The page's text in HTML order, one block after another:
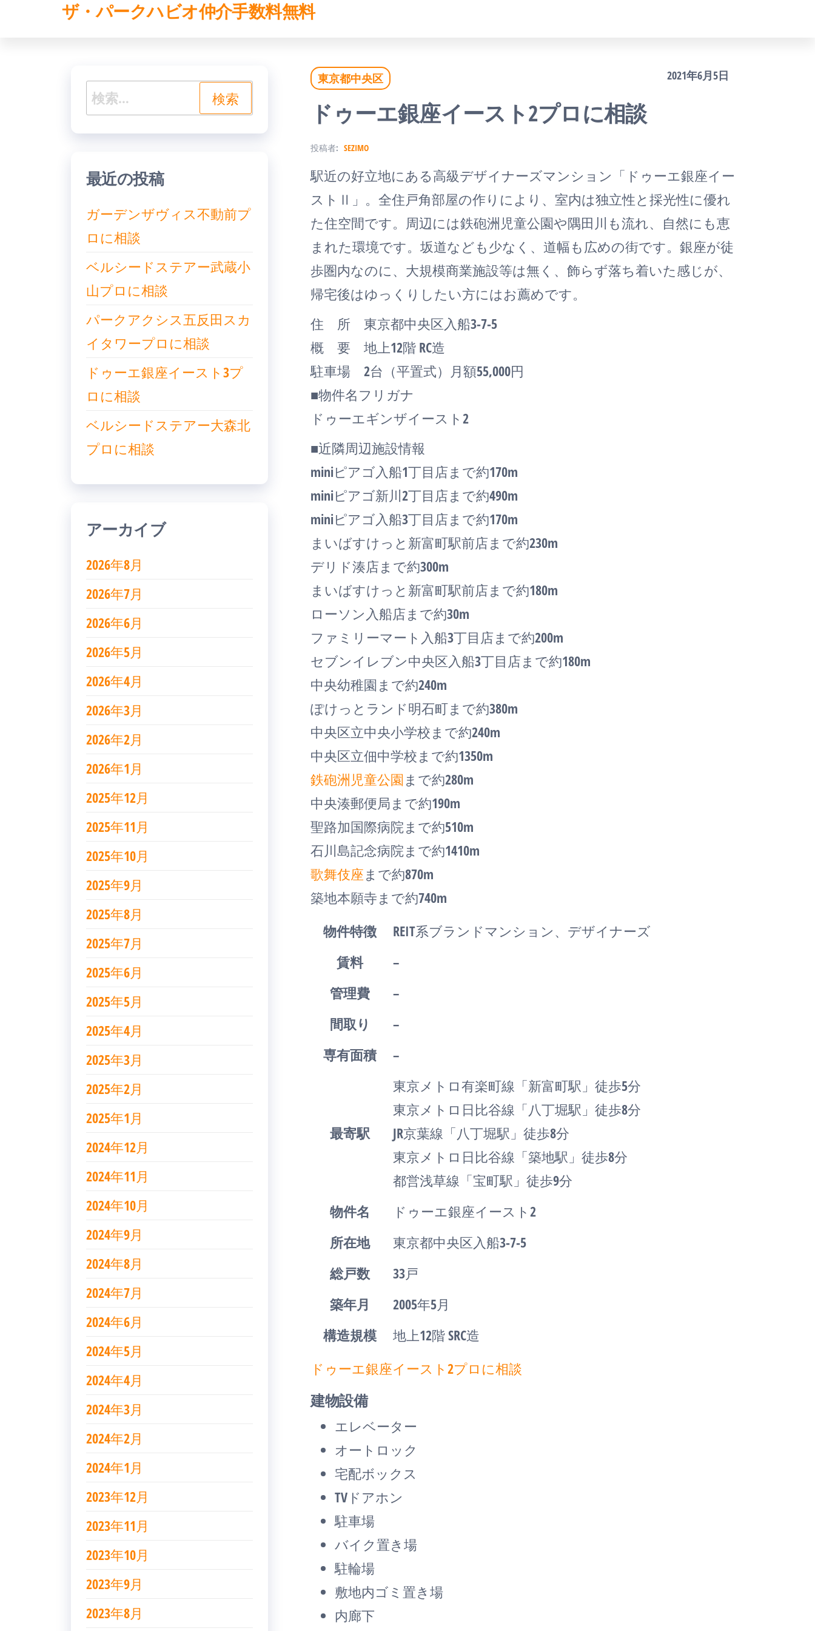
ザ・パークハビオ仲介手数料無料
東京都中央区 2021年6月5日
ドゥーエ銀座イースト2プロに相談
投稿者: SEZIMO
駅近の好立地にある高級デザイナーズマンション「ドゥーエ銀座イー
ストⅡ」。全住戸角部屋の作りにより、室内は独立性と採光性に優れ
た住空間です。周辺には鉄砲洲児童公園や隅田川も流れ、自然にも恵
まれた環境です。坂道なども少なく、道幅も広めの街です。銀座が徒
歩圏内なのに、大規模商業施設等は無く、飾らず落ち着いた感じが、
帰宅後はゆっくりしたい方にはお薦めです。
住 所 東京都中央区入船3-7-5
概 要 地上12階 RC造
駐車場 2台（平置式）月額55,000円
■物件名フリガナ
ドゥーエギンザイースト2
■近隣周辺施設情報
miniピアゴ入船1丁目店まで約170m
miniピアゴ新川2丁目店まで約490m
miniピアゴ入船3丁目店まで約170m
まいばすけっと新富町駅前店まで約230m
デリド湊店まで約300m
まいばすけっと新富町駅前店まで約180m
ローソン入船店まで約30m
ファミリーマート入船3丁目店まで約200m
セブンイレブン中央区入船3丁目店まで約180m
中央幼稚園まで約240m
ぽけっとランド明石町まで約380m
中央区立中央小学校まで約240m
中央区立佃中学校まで約1350m
鉄砲洲児童公園 まで約280m
中央湊郵便局まで約190m
聖路加国際病院まで約510m
石川島記念病院まで約1410m
歌舞伎座まで約870m
築地本願寺まで約740m
物件特徴
REIT系ブランドマンション、デザイナーズ
賃料
–
管理費
–
間取り
–
専有面積
–
最寄駅
東京メトロ有楽町線「新富町駅」徒歩5分
東京メトロ日比谷線「八丁堀駅」徒歩8分
JR京葉線「八丁堀駅」徒歩8分
東京メトロ日比谷線「築地駅」徒歩8分
都営浅草線「宝町駅」徒歩9分
物件名
ドゥーエ銀座イースト2
所在地
東京都中央区入船3-7-5
総戸数
33戸
築年月
2005年5月
構造規模
地上12階 SRC造
ドゥーエ銀座イースト2プロに相談
建物設備
エレベーター
オートロック
宅配ボックス
TVドアホン
駐車場
バイク置き場
駐輪場
敷地内ゴミ置き場
内廊下
検
索:
最近の投稿
ガーデンザヴィス不動前プ
ロに相談
ベルシードステアー武蔵小
山プロに相談
パークアクシス五反田スカ
イタワープロに相談
ドゥーエ銀座イースト3プ
ロに相談
ベルシードステアー大森北
プロに相談
アーカイブ
2026年8月
2026年7月
2026年6月
2026年5月
2026年4月
2026年3月
2026年2月
2026年1月
2025年12月
2025年11月
2025年10月
2025年9月
2025年8月
2025年7月
2025年6月
2025年5月
2025年4月
2025年3月
2025年2月
2025年1月
2024年12月
2024年11月
2024年10月
2024年9月
2024年8月
2024年7月
2024年6月
2024年5月
2024年4月
2024年3月
2024年2月
2024年1月
2023年12月
2023年11月
2023年10月
2023年9月
2023年8月